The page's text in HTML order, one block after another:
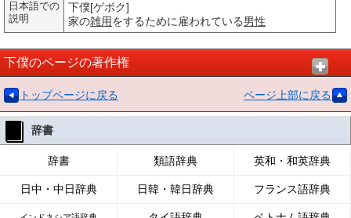
日本語での
説明
下僕[ゲボク]
家の雑用をするために雇われている男性
下僕のページの著作権
トップページに戻る ページ上部に戻る
辞書
辞書 類語辞典 英和・和英辞典
日中・中日辞典 日韓・韓日辞典 フランス語辞典